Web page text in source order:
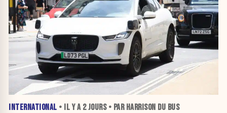
INTERNATIONAL • IL Y A 2 JOURS• PAR HARRISON DU BUS